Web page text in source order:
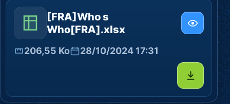
[FRA]Who s
Who[FRA].xlsx
206,55 Ko 28/10/2024 17:31